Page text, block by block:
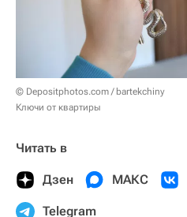
© Depositphotos.com / bartekchiny
Ключи от квартиры
Читать в
Дзен МАКС
Telegram